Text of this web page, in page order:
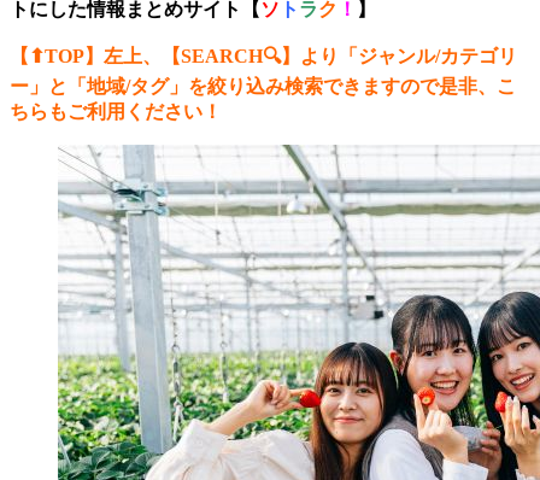
トにした情報まとめサイト【 ソ ト ラク ！ 】
【⬆︎TOP】左上、【SEARCH🔍】より「ジャンル/カテゴリ
ー 」と「地域/タグ」を絞り込み検索できますので是非、こ
ちらもご利用ください！